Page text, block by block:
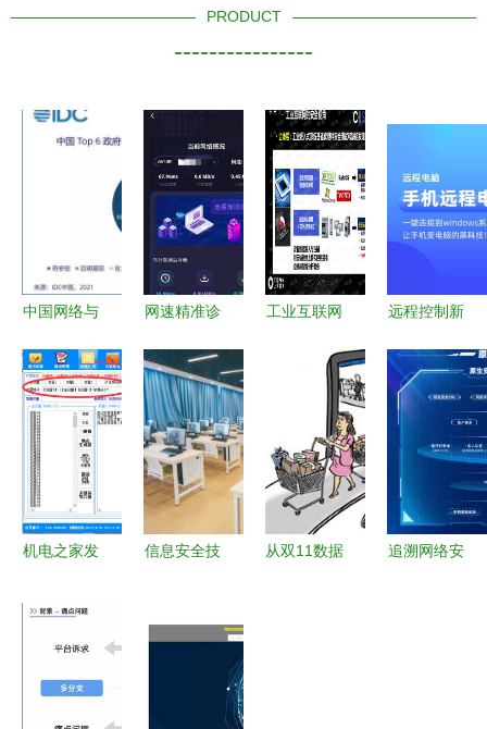
PRODUCT
----------------
中国网络与
件行业分析
2020年政
府市场需求
驱动与技术
演进
网速精准诊
络测试加速
器安卓最新
版v1.0.0免
费下载指南
工业互联网
全技术发展
及趋势分析
远程控制新
下载远程电
脑软件安卓
最新版
机电之家发
络信息安全
软件开发的
融合发展
信息安全技
从双11数据
追溯网络安